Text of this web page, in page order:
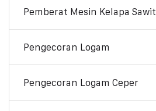
Pemberat Mesin Kelapa Sawit
Pengecoran Logam
Pengecoran Logam Ceper